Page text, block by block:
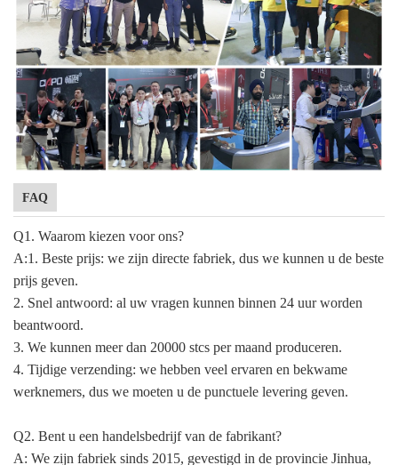
FAQ
Q1. Waarom kiezen voor ons?
A:1. Beste prijs: we zijn directe fabriek, dus we kunnen u de beste
prijs geven.
2. Snel antwoord: al uw vragen kunnen binnen 24 uur worden
beantwoord.
3. We kunnen meer dan 20000 stcs per maand produceren.
4. Tijdige verzending: we hebben veel ervaren en bekwame
werknemers, dus we moeten u de punctuele levering geven.
Q2. Bent u een handelsbedrijf van de fabrikant?
A: We zijn fabriek sinds 2015, gevestigd in de provincie Jinhua,